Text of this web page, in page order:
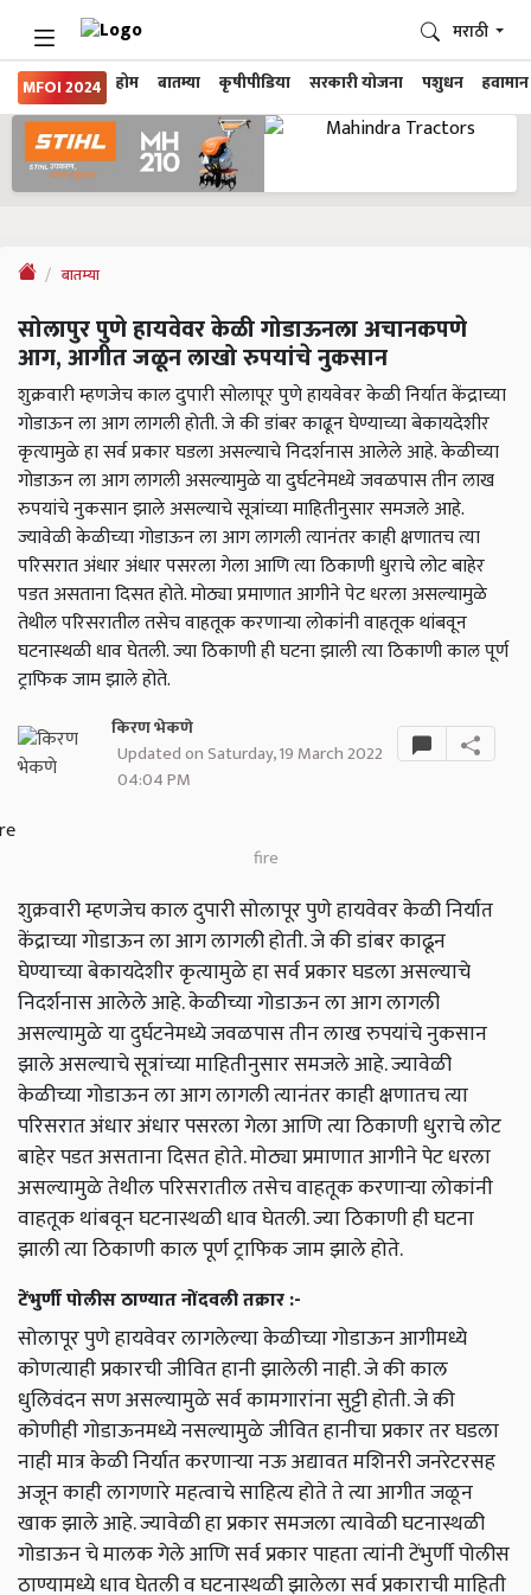
MFOI 2024 होम बातम्या कृषीपीडिया सरकारी योजना पशुधन हवामान
मराठी
बातम्या
सोलापुर पुणे हायवेवर केळी गोडाऊनला अचानकपणे
आग, आगीत जळून लाखो रुपयांचे नुकसान
शुक्रवारी म्हणजेच काल दुपारी सोलापूर पुणे हायवेवर केळी निर्यात केंद्राच्या
गोडाऊन ला आग लागली होती. जे की डांबर काढून घेण्याच्या बेकायदेशीर
कृत्यामुळे हा सर्व प्रकार घडला असल्याचे निदर्शनास आलेले आहे. केळीच्या
गोडाऊन ला आग लागली असल्यामुळे या दुर्घटनेमध्ये जवळपास तीन लाख
रुपयांचे नुकसान झाले असल्याचे सूत्रांच्या माहितीनुसार समजले आहे.
ज्यावेळी केळीच्या गोडाऊन ला आग लागली त्यानंतर काही क्षणातच त्या
परिसरात अंधार अंधार पसरला गेला आणि त्या ठिकाणी धुराचे लोट बाहेर
पडत असताना दिसत होते. मोठ्या प्रमाणात आगीने पेट धरला असल्यामुळे
तेथील परिसरातील तसेच वाहतूक करणाऱ्या लोकांनी वाहतूक थांबवून
घटनास्थळी धाव घेतली. ज्या ठिकाणी ही घटना झाली त्या ठिकाणी काल पूर्ण
ट्राफिक जाम झाले होते.
किरण भेकणे
Updated on Saturday, 19 March 2022
04:04 PM
fire
शुक्रवारी म्हणजेच काल दुपारी सोलापूर पुणे हायवेवर केळी निर्यात
केंद्राच्या गोडाऊन ला आग लागली होती. जे की डांबर काढून
घेण्याच्या बेकायदेशीर कृत्यामुळे हा सर्व प्रकार घडला असल्याचे
निदर्शनास आलेले आहे. केळीच्या गोडाऊन ला आग लागली
असल्यामुळे या दुर्घटनेमध्ये जवळपास तीन लाख रुपयांचे नुकसान
झाले असल्याचे सूत्रांच्या माहितीनुसार समजले आहे. ज्यावेळी
केळीच्या गोडाऊन ला आग लागली त्यानंतर काही क्षणातच त्या
परिसरात अंधार अंधार पसरला गेला आणि त्या ठिकाणी धुराचे लोट
बाहेर पडत असताना दिसत होते. मोठ्या प्रमाणात आगीने पेट धरला
असल्यामुळे तेथील परिसरातील तसेच वाहतूक करणाऱ्या लोकांनी
वाहतूक थांबवून घटनास्थळी धाव घेतली. ज्या ठिकाणी ही घटना
झाली त्या ठिकाणी काल पूर्ण ट्राफिक जाम झाले होते.
टेंभुर्णी पोलीस ठाण्यात नोंदवली तक्रार :-
सोलापूर पुणे हायवेवर लागलेल्या केळीच्या गोडाऊन आगीमध्ये
कोणत्याही प्रकारची जीवित हानी झालेली नाही. जे की काल
धुलिवंदन सण असल्यामुळे सर्व कामगारांना सुट्टी होती. जे की
कोणीही गोडाऊनमध्ये नसल्यामुळे जीवित हानीचा प्रकार तर घडला
नाही मात्र केळी निर्यात करणाऱ्या नऊ अद्यावत मशिनरी जनरेटरसह
अजून काही लागणारे महत्वाचे साहित्य होते ते त्या आगीत जळून
खाक झाले आहे. ज्यावेळी हा प्रकार समजला त्यावेळी घटनास्थळी
गोडाऊन चे मालक गेले आणि सर्व प्रकार पाहता त्यांनी टेंभुर्णी पोलीस
ठाण्यामध्ये धाव घेतली व घटनास्थळी झालेला सर्व प्रकाराची माहिती